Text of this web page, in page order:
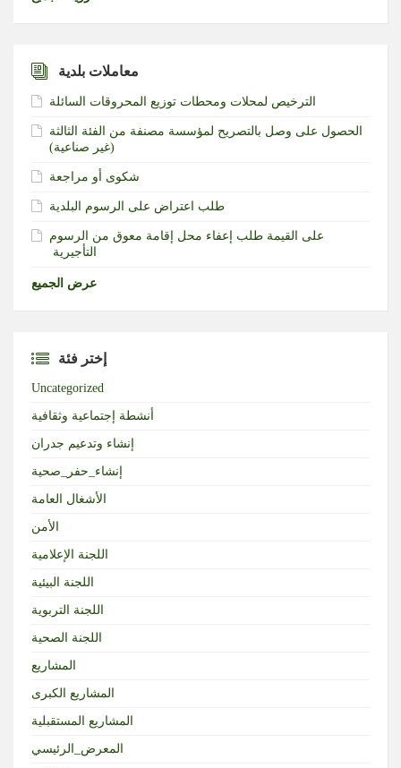
معاملات بلدية
الترخيص لمحلات ومحطات توزيع المحروقات السائلة
الحصول على وصل بالتصريح لمؤسسة مصنفة من الفئة الثالثة
(غير صناعية)‏
شكوى أو مراجعة
طلب اعتراض على الرسوم البلدية
طلب إعفاء محل إقامة معوق من الرسوم‎ ‎على القيمة
التأجيرية ‏
عرض الجميع
إختر فئة
Uncategorized
أنشطة إجتماعية وثقافية
إنشاء وتدعيم جدران
إنشاء_حفر_صحية
الأشغال العامة
الأمن
اللجنة الإعلامية
اللجنة البيئية
اللجنة التربوية
اللجنة الصحية
المشاريع
المشاريع الكبرى
المشاريع المستقبلية
المعرض_الرئيسي